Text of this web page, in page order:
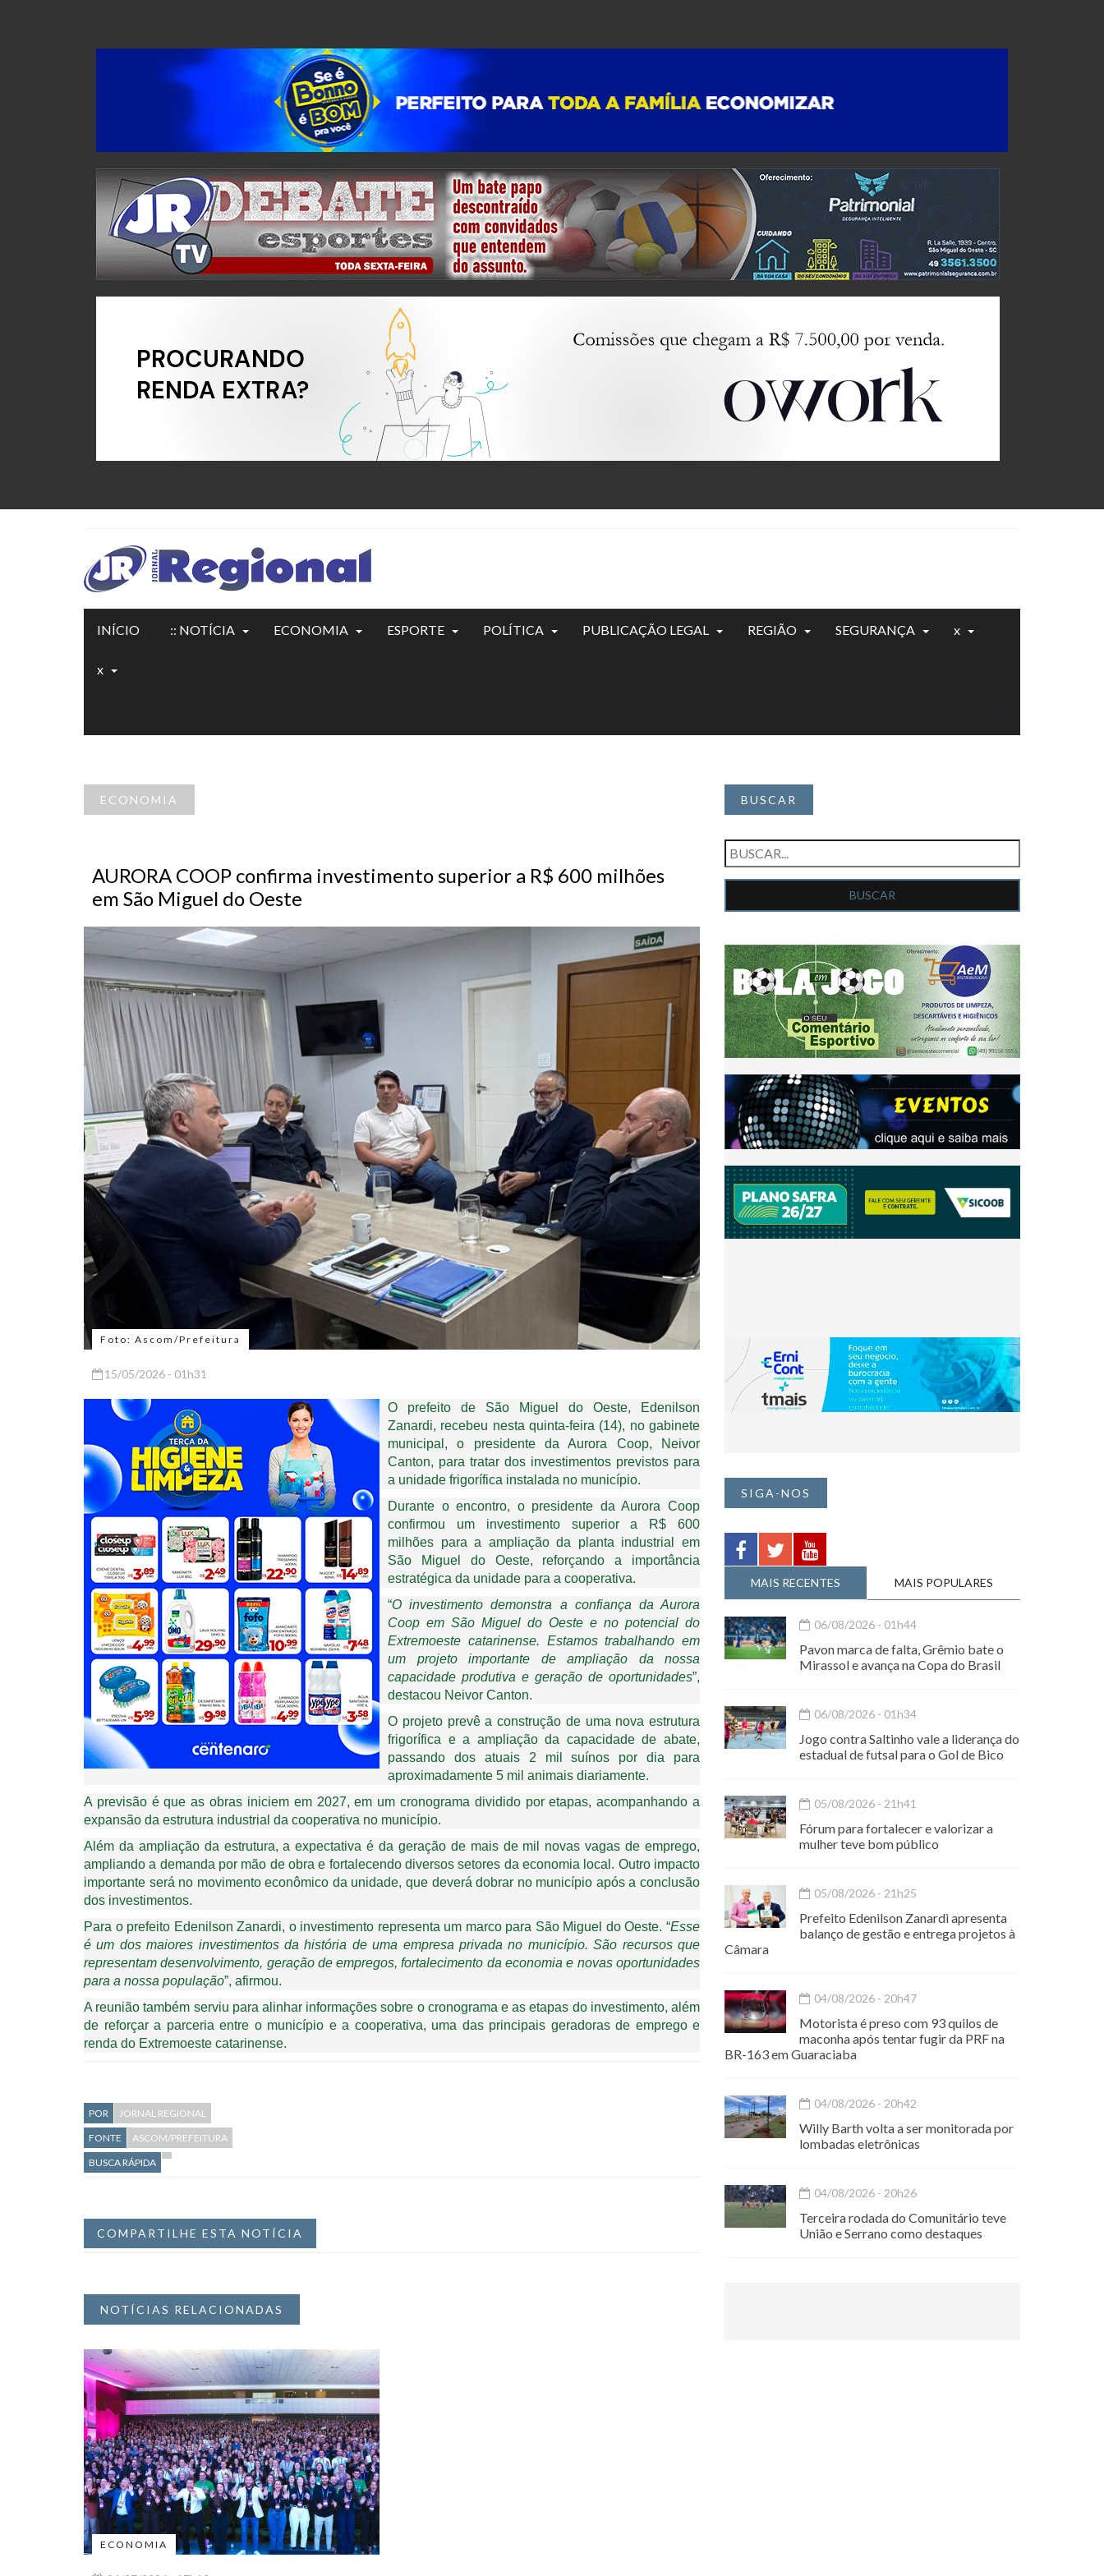
INÍCIO :: NOTÍCIA ECONOMIA ESPORTE POLÍTICA PUBLICAÇÃO LEGAL REGIÃO SEGURANÇA x
x
ECONOMIA
AURORA COOP confirma investimento superior a R$ 600 milhões
em São Miguel do Oeste
Foto: Ascom/Prefeitura
15/05/2026 - 01h31
O prefeito de São Miguel do Oeste, Edenilson
Zanardi, recebeu nesta quinta-feira (14), no gabinete
municipal, o presidente da Aurora Coop, Neivor
Canton, para tratar dos investimentos previstos para
a unidade frigorífica instalada no município.
Durante o encontro, o presidente da Aurora Coop
confirmou um investimento superior a R$ 600
milhões para a ampliação da planta industrial em
São Miguel do Oeste, reforçando a importância
estratégica da unidade para a cooperativa.
“O investimento demonstra a confiança da Aurora
Coop em São Miguel do Oeste e no potencial do
Extremoeste catarinense. Estamos trabalhando em
um projeto importante de ampliação da nossa
capacidade produtiva e geração de oportunidades”,
destacou Neivor Canton.
O projeto prevê a construção de uma nova estrutura
frigorífica e a ampliação da capacidade de abate,
passando dos atuais 2 mil suínos por dia para
aproximadamente 5 mil animais diariamente.
A previsão é que as obras iniciem em 2027, em um cronograma dividido por etapas, acompanhando a
expansão da estrutura industrial da cooperativa no município.
Além da ampliação da estrutura, a expectativa é da geração de mais de mil novas vagas de emprego,
ampliando a demanda por mão de obra e fortalecendo diversos setores da economia local. Outro impacto
importante será no movimento econômico da unidade, que deverá dobrar no município após a conclusão
dos investimentos.
Para o prefeito Edenilson Zanardi, o investimento representa um marco para São Miguel do Oeste. “Esse
é um dos maiores investimentos da história de uma empresa privada no município. São recursos que
representam desenvolvimento, geração de empregos, fortalecimento da economia e novas oportunidades
para a nossa população”, afirmou.
A reunião também serviu para alinhar informações sobre o cronograma e as etapas do investimento, além
de reforçar a parceria entre o município e a cooperativa, uma das principais geradoras de emprego e
renda do Extremoeste catarinense.
POR
JORNAL REGIONAL
FONTE
ASCOM/PREFEITURA
BUSCA RÁPIDA
COMPARTILHE ESTA NOTÍCIA
NOTÍCIAS RELACIONADAS
ECONOMIA
BUSCAR
SIGA-NOS
MAIS RECENTES MAIS POPULARES
06/08/2026 - 01h44
Pavon marca de falta, Grêmio bate o
Mirassol e avança na Copa do Brasil
06/08/2026 - 01h34
Jogo contra Saltinho vale a liderança do
estadual de futsal para o Gol de Bico
05/08/2026 - 21h41
Fórum para fortalecer e valorizar a
mulher teve bom público
05/08/2026 - 21h25
Prefeito Edenilson Zanardi apresenta
balanço de gestão e entrega projetos à
Câmara
04/08/2026 - 20h47
Motorista é preso com 93 quilos de
maconha após tentar fugir da PRF na
BR-163 em Guaraciaba
04/08/2026 - 20h42
Willy Barth volta a ser monitorada por
lombadas eletrônicas
04/08/2026 - 20h26
Terceira rodada do Comunitário teve
União e Serrano como destaques